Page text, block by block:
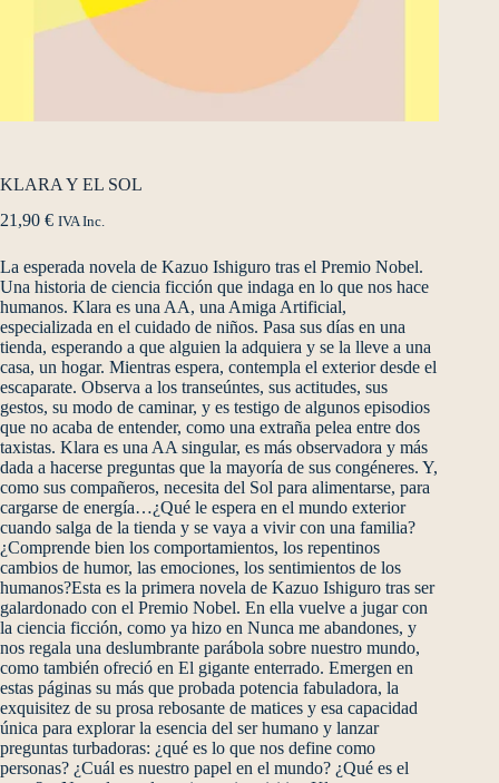
KLARA Y EL SOL
21,90 € IVA Inc.
La esperada novela de Kazuo Ishiguro tras el Premio Nobel.
Una historia de ciencia ficción que indaga en lo que nos hace
humanos. Klara es una AA, una Amiga Artificial,
especializada en el cuidado de niños. Pasa sus días en una
tienda, esperando a que alguien la adquiera y se la lleve a una
casa, un hogar. Mientras espera, contempla el exterior desde el
escaparate. Observa a los transeúntes, sus actitudes, sus
gestos, su modo de caminar, y es testigo de algunos episodios
que no acaba de entender, como una extraña pelea entre dos
taxistas. Klara es una AA singular, es más observadora y más
dada a hacerse preguntas que la mayoría de sus congéneres. Y,
como sus compañeros, necesita del Sol para alimentarse, para
cargarse de energía…¿Qué le espera en el mundo exterior
cuando salga de la tienda y se vaya a vivir con una familia?
¿Comprende bien los comportamientos, los repentinos
cambios de humor, las emociones, los sentimientos de los
humanos?Esta es la primera novela de Kazuo Ishiguro tras ser
galardonado con el Premio Nobel. En ella vuelve a jugar con
la ciencia ficción, como ya hizo en Nunca me abandones, y
nos regala una deslumbrante parábola sobre nuestro mundo,
como también ofreció en El gigante enterrado. Emergen en
estas páginas su más que probada potencia fabuladora, la
exquisitez de su prosa rebosante de matices y esa capacidad
única para explorar la esencia del ser humano y lanzar
preguntas turbadoras: ¿qué es lo que nos define como
personas? ¿Cuál es nuestro papel en el mundo? ¿Qué es el